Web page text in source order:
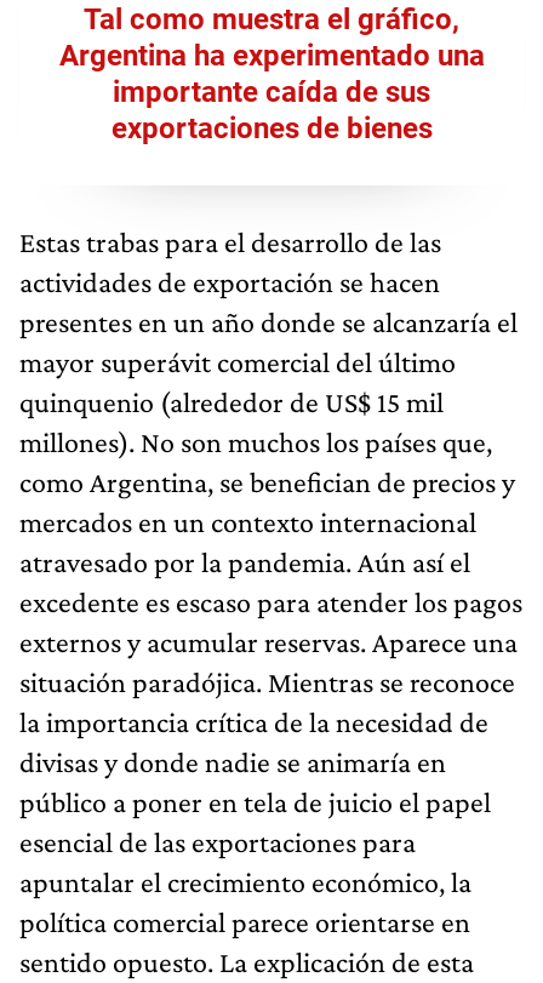
Tal como muestra el gráfico,
Argentina ha experimentado una
importante caída de sus
exportaciones de bienes
Estas trabas para el desarrollo de las
actividades de exportación se hacen
presentes en un año donde se alcanzaría el
mayor superávit comercial del último
quinquenio (alrededor de US$ 15 mil
millones). No son muchos los países que,
como Argentina, se benefician de precios y
mercados en un contexto internacional
atravesado por la pandemia. Aún así el
excedente es escaso para atender los pagos
externos y acumular reservas. Aparece una
situación paradójica. Mientras se reconoce
la importancia crítica de la necesidad de
divisas y donde nadie se animaría en
público a poner en tela de juicio el papel
esencial de las exportaciones para
apuntalar el crecimiento económico, la
política comercial parece orientarse en
sentido opuesto. La explicación de esta